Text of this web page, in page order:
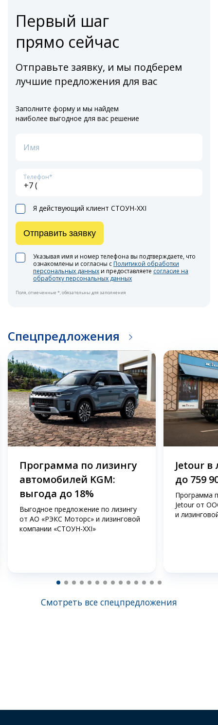
Первый шаг
прямо сейчас
Отправьте заявку, и мы подберем
лучшие предложения для вас
Заполните форму и мы найдем
наиболее выгодное для вас решение
Имя
Телефон*
Я действующий клиент СТОУН-XXI
Указывая имя и номер телефона вы подтверждаете, что
ознакомлены и согласны с Политикой обработки
персональных данныхи предоставляете согласие на
обработку персональных данных
Отправить заявку
Поля, отмеченные *, обязательны для заполнения
Спецпредложения
Программа по лизингу
автомобилей KGM:
выгода до 18%
Выгодное предложение по лизингу
от АО «РЭКС Моторс» и лизинговой
компании «СТОУН-ХХI»
Jetour в
до 759
Программа
Jetour от
и
Смотреть все спецпредложения